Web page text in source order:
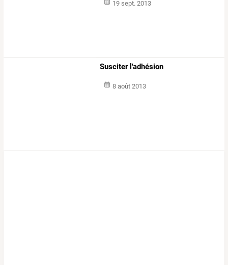
19 sept. 2013
Susciter l'adhésion
8 août 2013